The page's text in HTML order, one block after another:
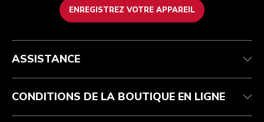
ENREGISTREZ VOTRE APPAREIL
Health Check
Suivez votre commande
Garantie et documents
Recupel
Conditions générales de vente
Retours et remboursements
Imprint
ODR
La marque
Trouver une boutique
ASSISTANCE
CONDITIONS DE LA BOUTIQUE EN LIGNE